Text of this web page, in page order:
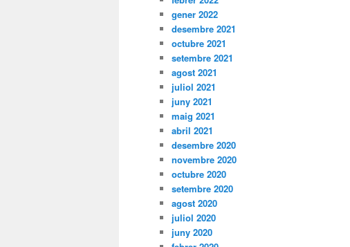
gener 2022
desembre 2021
octubre 2021
setembre 2021
agost 2021
juliol 2021
juny 2021
maig 2021
abril 2021
desembre 2020
novembre 2020
octubre 2020
setembre 2020
agost 2020
juliol 2020
juny 2020